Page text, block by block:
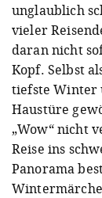
unglaublich
vieler
daran nicht
Kopf. Selbst
tiefste Winter
Haustüre
„Wow“ nicht
Reise ins
Panorama